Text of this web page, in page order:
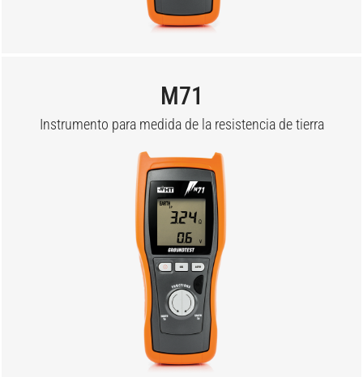
M71
Instrumento para medida de la resistencia de tierra